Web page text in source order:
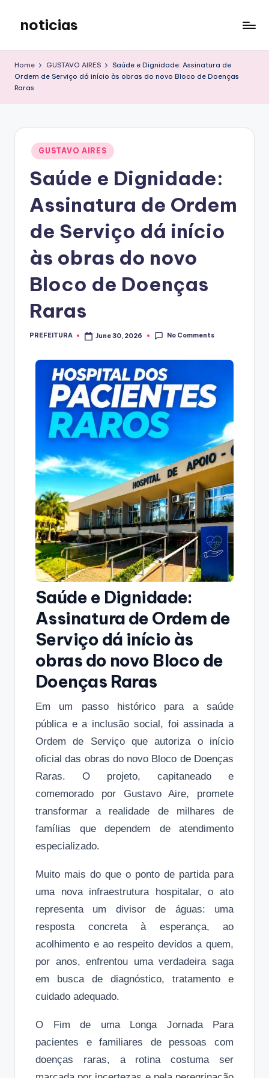
content
noticias
Home GUSTAVO AIRES
Saúde e Dignidade: Assinatura de
Ordem de Serviço dá início às obras do novo Bloco de Doenças
Raras
Posted
in
GUSTAVO AIRES
Saúde e Dignidade:
Assinatura de Ordem
de Serviço dá início
às obras do novo
Bloco de Doenças
Raras
Posted
PREFEITURA June 30, 2026 No Comments
Saúde e Dignidade:
Assinatura de Ordem de
Serviço dá início às
obras do novo Bloco de
Doenças Raras
Em um passo histórico para a saúde
pública e a inclusão social, foi assinada a
Ordem de Serviço que autoriza o início
oficial das obras do novo Bloco de Doenças
Raras. O projeto, capitaneado e
comemorado por Gustavo Aire, promete
transformar a realidade de milhares de
famílias que dependem de atendimento
especializado.
Muito mais do que o ponto de partida para
uma nova infraestrutura hospitalar, o ato
representa um divisor de águas: uma
resposta concreta à esperança, ao
acolhimento e ao respeito devidos a quem,
por anos, enfrentou uma verdadeira saga
em busca de diagnóstico, tratamento e
cuidado adequado.
O Fim de uma Longa Jornada Para
pacientes e familiares de pessoas com
doenças raras, a rotina costuma ser